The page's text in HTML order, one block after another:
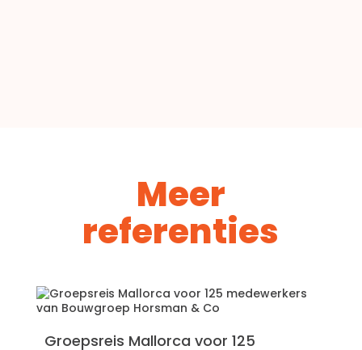
Meer
referenties
Groepsreis Mallorca voor 125